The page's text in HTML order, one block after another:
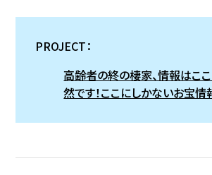
PROJECT：
高齢者の終の棲家、情報はこ
然です！ここにしかないお宝